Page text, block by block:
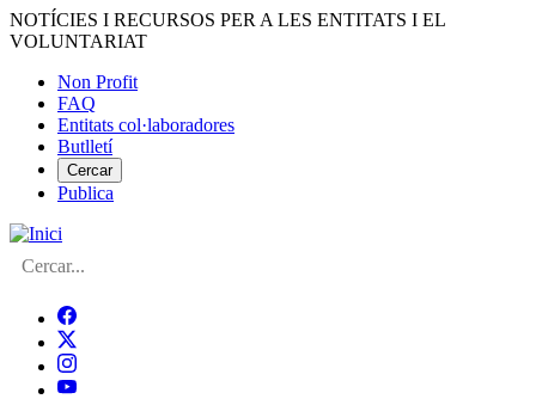
Vés
al
NOTÍCIES I RECURSOS PER A LES ENTITATS I EL
VOLUNTARIAT
Menú
del
compte
d'usuari
Non Profit
FAQ
Entitats col·laboradores
Butlletí
Cercar
Publica
Cerca